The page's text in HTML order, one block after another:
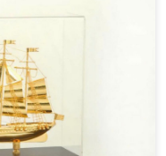
nó mang lại nhiều giá
công lâu dài